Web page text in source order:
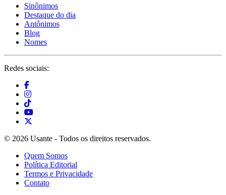
Sinônimos
Destaque do dia
Antônimos
Blog
Nomes
Redes sociais:
© 2026 Usante - Todos os direitos reservados.
Quem Somos
Política Editorial
Termos e Privacidade
Contato